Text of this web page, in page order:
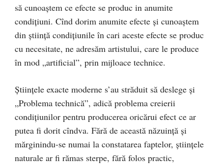
să cunoaştem ce efecte se produc in anumite
condiţiuni. Cînd dorim anumite efecte şi cunoaştem
din ştiinţă condiţiunile în cari aceste efecte se produc
cu necesitate, ne adresăm artistului, care le produce
în mod „artificial”, prin mijloace technice.
Ştiinţele exacte moderne s’au străduit să deslege şi
„Problema technică”, adică problema creierii
condiţiunilor pentru producerea oricărui efect ce ar
putea fi dorit cîndva. Fără de această năzuinţă şi
mărginindu-se numai la constatarea faptelor, ştiinţele
naturale ar fi rămas sterpe, fără folos practic,